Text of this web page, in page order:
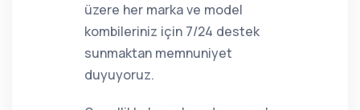
üzere her marka ve model
kombileriniz için 7/24 destek
sunmaktan memnuniyet
duyuyoruz.